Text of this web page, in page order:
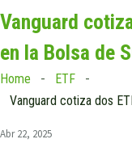
Vanguard
en la Bolsa de
Home
ETF
Abr 22, 2025